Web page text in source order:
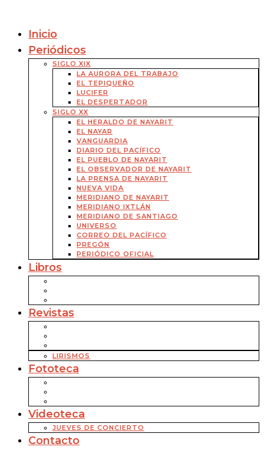
Inicio
Periódicos
SIGLO XIX
LA AURORA DEL TRABAJO
EL TEPIQUEÑO
LUCIFER
EL DESPERTADOR
SIGLO XX
EL HERALDO DE NAYARIT
EL NAYAR
VANGUARDIA
DIARIO DEL PACÍFICO
EL PUEBLO DE NAYARIT
EL OBSERVADOR DE NAYARIT
LA PRENSA DE NAYARIT
NUEVA VIDA
MERIDIANO DE NAYARIT
MERIDIANO IXTLÁN
MERIDIANO DE SANTIAGO
UNIVERSO
CORREO DEL PACÍFICO
PREGÓN
PERIÓDICO OFICIAL
Libros
Revistas
LIRISMOS
Fototeca
Videoteca
JUEVES DE CONCIERTO
Contacto